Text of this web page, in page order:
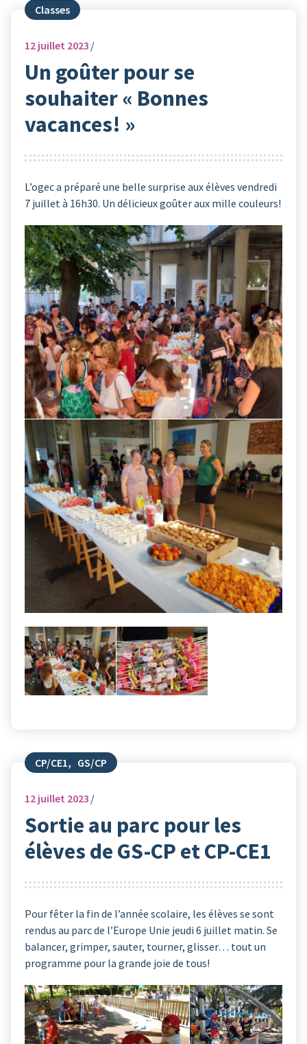
Classes
12 juillet 2023
Un goûter pour se
souhaiter « Bonnes
vacances! »
L’ogec a préparé une belle surprise aux élèves vendredi
7 juillet à 16h30. Un délicieux goûter aux mille couleurs!
CP/CE1, GS/CP
12 juillet 2023
Sortie au parc pour les
élèves de GS-CP et CP-CE1
Pour fêter la fin de l’année scolaire, les élèves se sont
rendus au parc de l’Europe Unie jeudi 6 juillet matin. Se
balancer, grimper, sauter, tourner, glisser… tout un
programme pour la grande joie de tous!